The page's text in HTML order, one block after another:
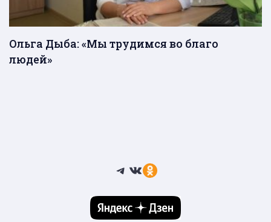
Ольга Дыба: «Мы трудимся во благо
людей»
Telegram
ВКонтакте
Ссылка